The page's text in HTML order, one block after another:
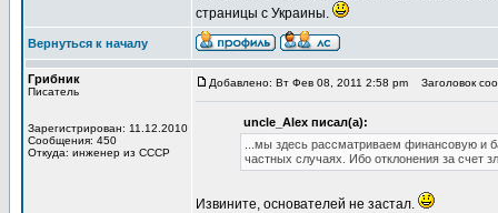
страницы с Украины.
Вернуться к началу
Грибник
Писатель
Зарегистрирован: 11.12.2010
Сообщения: 450
Откуда: инженер из СССР
Добавлено: Вт Фев 08, 2011 2:58 pm Заголовок
uncle_Alex писал(а):
...мы здесь рассматриваем финансовую и
частных случаях. Ибо отклонения за счет
Извините, основателей не застал.